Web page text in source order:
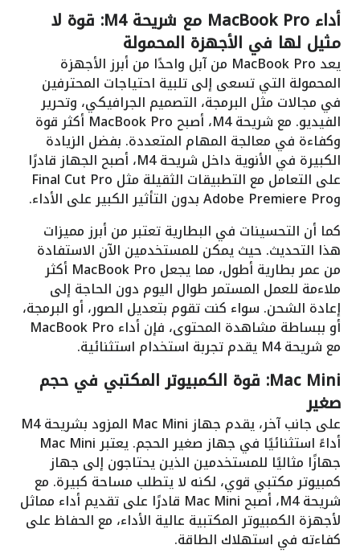
أداء MacBook Pro مع شريحة M4: قوة لا
مثيل لها في الأجهزة المحمولة
يعد MacBook Pro من آبل واحدًا من أبرز الأجهزة
المحمولة التي تسعى إلى تلبية احتياجات المحترفين
في مجالات مثل البرمجة، التصميم الجرافيكي، وتحرير
الفيديو. مع شريحة M4، أصبح MacBook Pro أكثر قوة
وكفاءة في معالجة المهام المتعددة. بفضل الزيادة
الكبيرة في الأنوية داخل شريحة M4، أصبح الجهاز قادرًا
على التعامل مع التطبيقات الثقيلة مثل Final Cut Pro
وAdobe Premiere Pro بدون التأثير الكبير على الأداء.
كما أن التحسينات في البطارية تعتبر من أبرز مميزات
هذا التحديث. حيث يمكن للمستخدمين الآن الاستفادة
من عمر بطارية أطول، مما يجعل MacBook Pro أكثر
ملاءمة للعمل المستمر طوال اليوم دون الحاجة إلى
إعادة الشحن. سواء كنت تقوم بتعديل الصور، أو البرمجة،
أو ببساطة مشاهدة المحتوى، فإن أداء MacBook Pro
مع شريحة M4 يقدم تجربة استخدام استثنائية.
Mac Mini: قوة الكمبيوتر المكتبي في حجم
صغير
على جانب آخر، يقدم جهاز Mac Mini المزود بشريحة M4
أداءً استثنائيًا في جهاز صغير الحجم. يعتبر Mac Mini
جهازًا مثاليًا للمستخدمين الذين يحتاجون إلى جهاز
كمبيوتر مكتبي قوي، لكنه لا يتطلب مساحة كبيرة. مع
شريحة M4، أصبح Mac Mini قادرًا على تقديم أداء مماثل
لأجهزة الكمبيوتر المكتبية عالية الأداء، مع الحفاظ على
كفاءته في استهلاك الطاقة.